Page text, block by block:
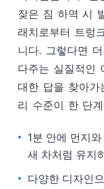
잦은 짐 하역 시
래치로부터 트렁
니다. 그렇다면
다주는 실질적인
대한 답을 찾아
리 수준이 한 단
1분 안에 먼지
새 차처럼 유지
다양한 디자인